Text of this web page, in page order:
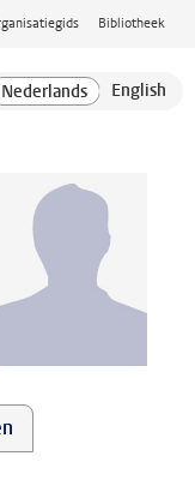
Bibliotheek